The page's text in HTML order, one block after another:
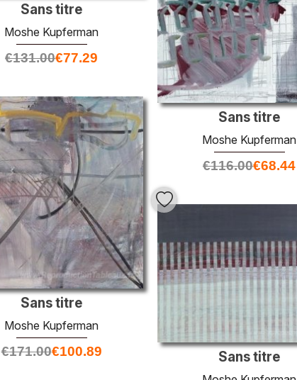
Sans titre
Moshe Kupferman
€131.00€77.29
Sans titre
Moshe Kupferman
€116.00€68.44
Sans titre
Moshe Kupferman
€171.00€100.89 Sans titre